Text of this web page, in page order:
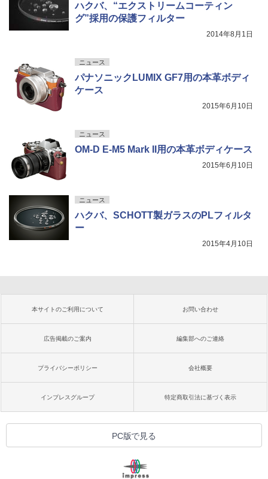
ハクバ、“エクストリームコーティン
グ”採用の保護フィルター
2014年8月1日
ニュース
パナソニックLUMIX GF7用の本革ボディ
ケース
2015年6月10日
ニュース
OM-D E-M5 Mark II用の本革ボディケース
2015年6月10日
ニュース
ハクバ、SCHOTT製ガラスのPLフィルタ
ー
2015年4月10日
本サイトのご利用について お問い合わせ
広告掲載のご案内 編集部へのご連絡
プライバシーポリシー 会社概要
インプレスグループ 特定商取引法に基づく表示
PC版で見る